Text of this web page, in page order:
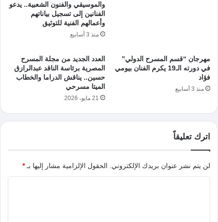
والموسيقي والفنون الشعبية.. يدعو
الفنانين إلى تسجيل بياناتهم
وأعمالهم الفنية للتوثيق
منذ 3 أسابيع
مهرجان “قسم المسرح الدولي”
في دورته الـ19 يكرم الفنان بيومي
فؤاد
منذ 3 أسابيع
العدد الجديد من مجلة المسرح
المصرية برئاسة الناقد عبدالرازق
حسين.. يناقش الدراما والخطاب
الميتا مسرحي
21 مايو، 2026
اترك تعليقاً
لن يتم نشر عنوان بريدك الإلكتروني. الحقول الإلزامية مشار إليها بـ*